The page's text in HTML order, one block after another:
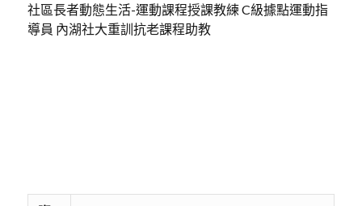
社區長者動態生活-運動課程授課教練 C級據點運動指
導員 內湖社大重訓抗老課程助教